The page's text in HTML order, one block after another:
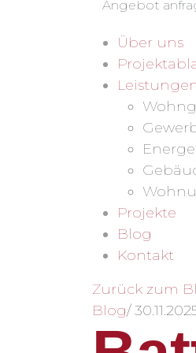
Angebot
Über uns
Projekte
Blog
Kontakt
Zurück zum
Blog/